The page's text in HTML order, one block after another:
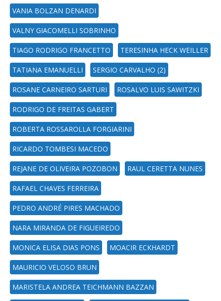
VANIA BOLZAN DENARDI
VALNY GIACOMELLI SOBRINHO
TIAGO RODRIGO FRANCETTO TERESINHA HECK WEILLER
TATIANA EMANUELLI SERGIO CARVALHO (2)
ROSANE CARNEIRO SARTURI ROSALVO LUIS SAWITZKI
RODRIGO DE FREITAS GABERT
ROBERTA ROSSAROLLA FORGIARINI
RICARDO TOMBESI MACEDO
REJANE DE OLIVEIRA POZOBON RAUL CERETTA NUNES
RAFAEL CHAVES FERREIRA
PEDRO ANDRÉ PIRES MACHADO
NARA MIRANDA DE FIGUEIREDO
MONICA ELISA DIAS PONS MOACIR ECKHARDT
MAURICIO VELOSO BRUN
MARISTELA ANDREA TEICHMANN BAZZAN